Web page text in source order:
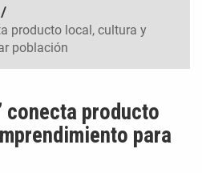
/
producto local, cultura y
población
conecta producto
para